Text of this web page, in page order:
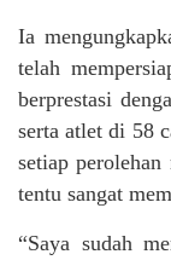
Ia
telah
berprestasi
serta atlet di 58
setiap
tentu sangat
“Saya sudah